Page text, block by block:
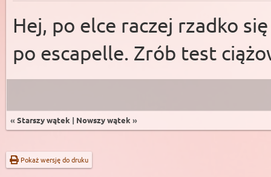
Hej, po elce raczej rzadko
po escapelle. Zrób test
« Starszy wątek | Nowszy wątek »
Pokaż wersję do druku